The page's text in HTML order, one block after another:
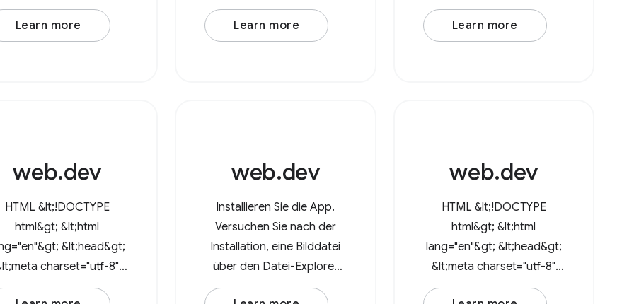
sed lorem. Lorem
ipsum dolor sit amet,
Learn more
Bilder in einem Verzeichnis
verarbeiten möchten. Mit
Learn more
optimieren JavaScript-
Ressourcen von
Learn more
web.dev
HTML &lt;!DOCTYPE
html&gt; &lt;html
&lt;head&gt;
charset="utf-8"
/&gt; &lt;meta
web.dev
Installieren Sie die App.
Versuchen Sie nach der
Installation, eine Bilddatei
über den Datei-Explorer
mit der App zu öffnen.
web.dev
HTML &lt;!DOCTYPE
html&gt; &lt;html
lang="en"&gt; &lt;head&gt;
&lt;meta charset="utf-8"
/&gt; &lt;meta